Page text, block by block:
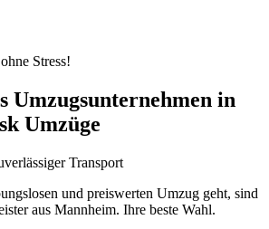
Stress!
Umzugsunternehmen in
Umzüge
Transport
und preiswerten Umzug geht, sind
aus Mannheim. Ihre beste Wahl.